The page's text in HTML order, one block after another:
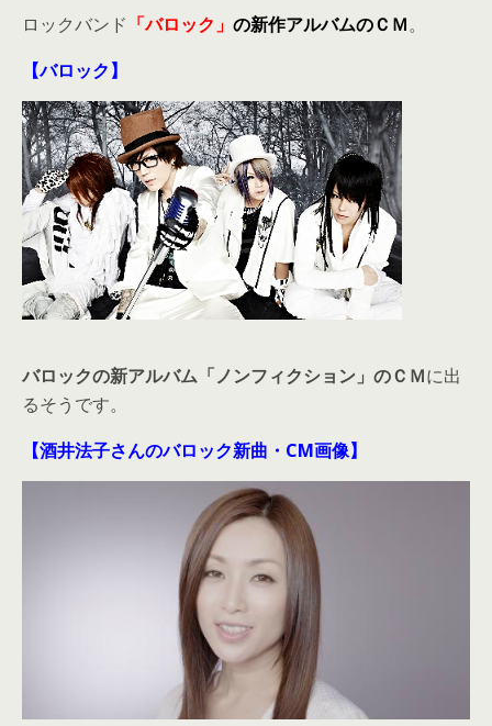
ロックバンド 「バロック」 の新作アルバムのＣＭ。
【バロック】
バロックの新アルバム「ノンフィクション」のＣＭに出
るそうです。
【酒井法子さんのバロック新曲・CM画像】